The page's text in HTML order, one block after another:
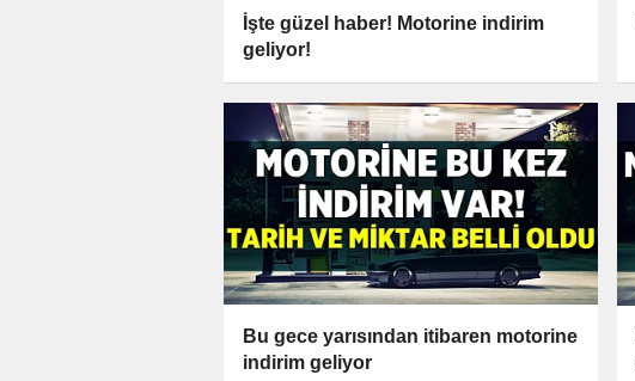
İşte güzel haber! Motorine indirim
geliyor!
Bu gece yarısından itibaren motorine
indirim geliyor